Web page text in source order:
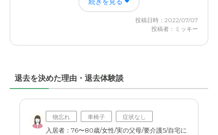
調べた中では安かった様におもいます。姉が浦和なので、
う少し早くに入居させておけばよかったととおもっており
ます。感謝してます。
で、ほんとうに助かっております。。
投稿日時：2022/07/07
投稿者：ミッキー
退去を決めた理由・退去体験談
物忘れ 車椅子 症状なし
入居者：76〜80歳/女性/実の父母/要介護5/自宅に